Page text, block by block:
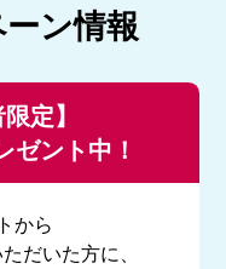
ン情報
定】
ゼント中！
から
だいた方に、